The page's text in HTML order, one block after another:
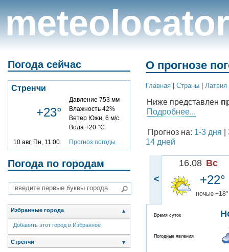
meteolocator
Погода сейчас
Стренчи
+23°
Давление 753 мм
Влажность 42%
Ветер Южн, 6 м/с
Вода +20 °C
10 авг, Пн, 11:00 Прогноз погоды
Погода по городам
Избранные города ▲
Добавить этот город в Избранное
Стренчи ▼
О прогнозе
Главная | Cтраны | Латвия
Ниже представлен
Подробнее...
Прогноз на: 1-3 дня |
14 дней
<
16.08 Вс
+22°
ночью +18°
Время суток
Погодные явления